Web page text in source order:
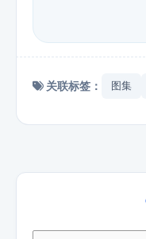
关联标签： 图集